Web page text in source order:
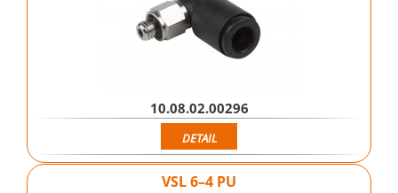
10.08.02.00296
DETAIL
VSL 6–4 PU